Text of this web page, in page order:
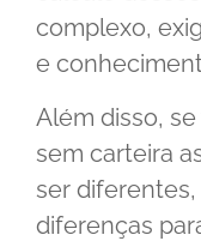
complexo,
e
Além disso,
sem carteira
ser
diferenças